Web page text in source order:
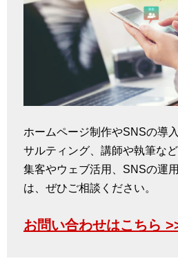
ホームページ制作やSNSの導
サルティング、講師や執筆な
集客やウェブ活用、SNSの運
は、ぜひご相談ください。
お問い合わせはこちら